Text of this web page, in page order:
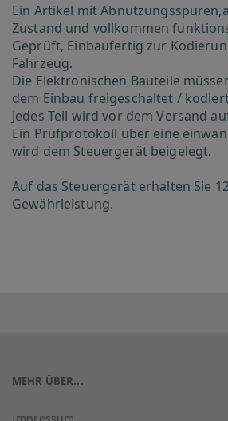
Ein Artikel mit
Zustand und vollkommen
Geprüft, Einbaufertig zur
Fahrzeug.
Die Elektronischen Bauteile
dem Einbau freigeschaltet /
Jedes Teil wird vor dem Versand
Ein Prüfprotokoll über eine
wird dem Steuergerät beigelegt.
Auf das Steuergerät erhalten Sie
Gewährleistung.
MEHR ÜBER...